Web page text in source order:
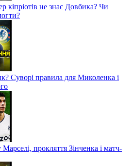
не знає Довбика? Чи
Суворі правила для Миколенка і
прокляття Зінченка і матч-